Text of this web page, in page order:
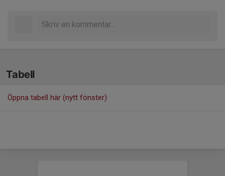
Tabell
Öppna tabell här (nytt fönster)